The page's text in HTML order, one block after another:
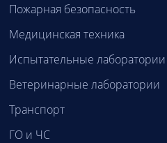
Пожарная безопасность
Медицинская техника
Испытательные лаборатории
Ветеринарные лаборатории
Транспорт
ГО и ЧС